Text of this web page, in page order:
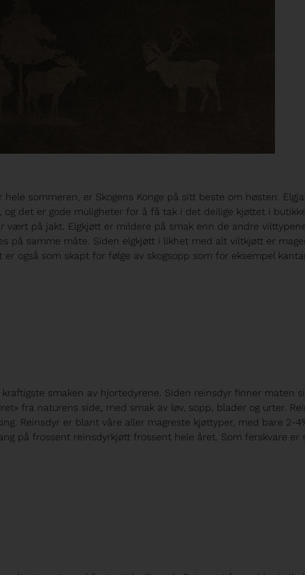
sommeren, er Skogens Konge på sitt beste om høsten.
det er gode muligheter for å få tak i det deilige kjøttet i
vært på jakt. Elgkjøtt er mildere på smak enn de andre
på samme måte. Siden elgkjøtt i likhet med alt viltkjøtt er
også som skapt for følge av skogsopp som for eksempel
smaken av hjortedyrene. Siden reinsdyr finner maten
fra naturens side, med smak av løv, sopp, blader og urter.
Reinsdyr er blant våre aller magreste kjøttyper, med bare 2-
på frossent reinsdyrkjøtt frossent hele året. Som ferskvare er